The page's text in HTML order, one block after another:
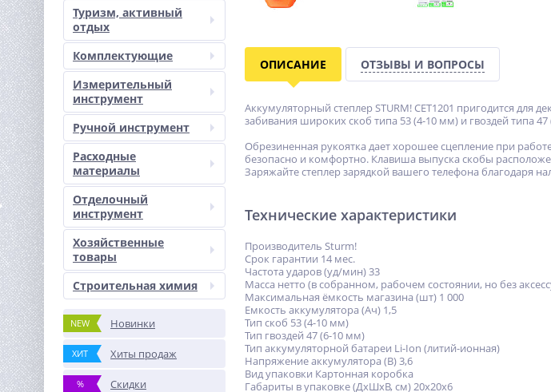
Туризм, активный
отдых
Комплектующие
Измерительный
инструмент
Ручной инструмент
Расходные
материалы
Отделочный
инструмент
Хозяйственные
товары
Строительная химия
NEW Новинки
ХИТ Хиты продаж
% Скидки
ОПИСАНИЕ ОТЗЫВЫ И ВОПРОСЫ
Аккумуляторный степлер STURM! CET1201 пригодится
забивания широких скоб типа 53 (4-10 мм) и гвоздей типа
Обрезиненная рукоятка дает хорошее сцепление при
безопасно и комфортно. Клавиша выпуска скобы
Заряжайте степлер зарядкой вашего телефона благодаря
Технические характеристики
Производитель Sturm!
Срок гарантии 14 мес.
Частота ударов (уд/мин) 33
Масса нетто (в собранном, рабочем состоянии, но без
Максимальная ёмкость магазина (шт) 1 000
Емкость аккумулятора (Ач) 1,5
Тип скоб 53 (4-10 мм)
Тип гвоздей 47 (6-10 мм)
Тип аккумуляторной батареи Li-Ion (литий-ионная)
Напряжение аккумулятора (В) 3,6
Вид упаковки Картонная коробка
Габариты в упаковке (ДхШхВ, см) 20x20x6